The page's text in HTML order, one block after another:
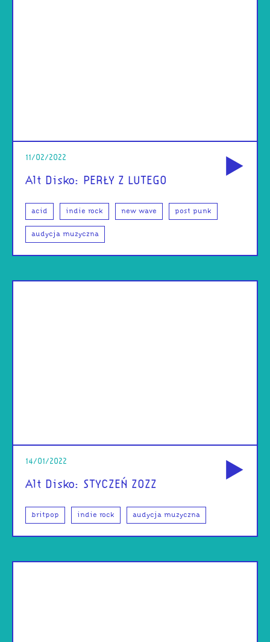
11/02/2022
Alt Disko: PERŁY Z LUTEGO
acid indie rock new wave post punk
audycja muzyczna
14/01/2022
Alt Disko: STYCZEŃ ZOZZ
britpop indie rock audycja muzyczna